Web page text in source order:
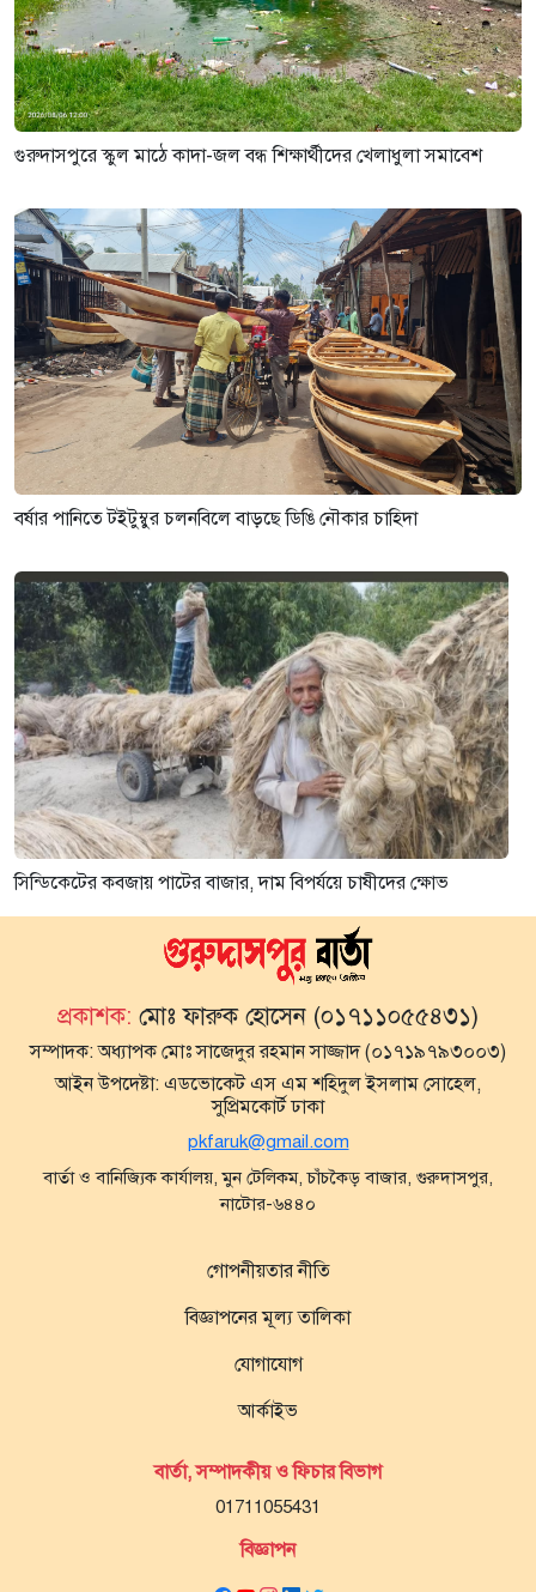
গুরুদাসপুরে স্কুল মাঠে কাদা-জল বন্ধ শিক্ষার্থীদের খেলাধুলা সমাবেশ
বর্ষার পানিতে টইটুম্বুর চলনবিলে বাড়ছে ডিঙি নৌকার চাহিদা
সিন্ডিকেটের কবজায় পাটের বাজার, দাম বিপর্যয়ে চাষীদের ক্ষোভ
প্রকাশক: মোঃ ফারুক হোসেন (০১৭১১০৫৫৪৩১)
সম্পাদক:অধ্যাপক মোঃ সাজেদুর রহমান সাজ্জাদ (০১৭১৯৭৯৩০০৩)
আইন উপদেষ্টা: এডভোকেট এস এম শহিদুল ইসলাম সোহেল,
সুপ্রিমকোর্ট ঢাকা
pkfaruk@gmail.com
বার্তা ও বানিজ্যিক কার্যালয়, মুন টেলিকম, চাঁচকৈড় বাজার, গুরুদাসপুর,
নাটোর-৬৪৪০
গোপনীয়তার নীতি
বিজ্ঞাপনের মূল্য তালিকা
যোগাযোগ
আর্কাইভ
বার্তা, সম্পাদকীয় ও ফিচার বিভাগ
01711055431
বিজ্ঞাপন